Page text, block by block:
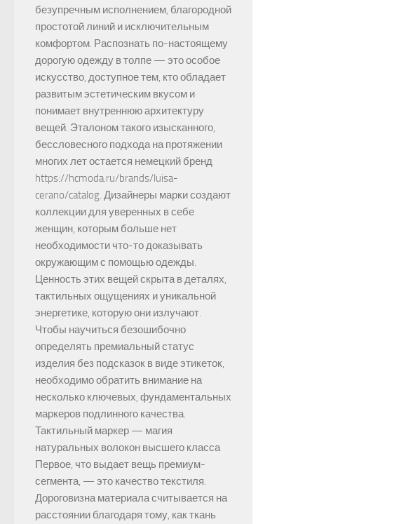
безупречным исполнением, благородной
простотой линий и исключительным
комфортом. Распознать по-настоящему
дорогую одежду в толпе — это особое
искусство, доступное тем, кто обладает
развитым эстетическим вкусом и
понимает внутреннюю архитектуру
вещей. Эталоном такого изысканного,
бессловесного подхода на протяжении
многих лет остается немецкий бренд
https://hcmoda.ru/brands/luisa-
cerano/catalog. Дизайнеры марки создают
коллекции для уверенных в себе
женщин, которым больше нет
необходимости что-то доказывать
окружающим с помощью одежды.
Ценность этих вещей скрыта в деталях,
тактильных ощущениях и уникальной
энергетике, которую они излучают.
Чтобы научиться безошибочно
определять премиальный статус
изделия без подсказок в виде этикеток,
необходимо обратить внимание на
несколько ключевых, фундаментальных
маркеров подлинного качества.
Тактильный маркер — магия
натуральных волокон высшего класса
Первое, что выдает вещь премиум-
сегмента, — это качество текстиля.
Дороговизна материала считывается на
расстоянии благодаря тому, как ткань